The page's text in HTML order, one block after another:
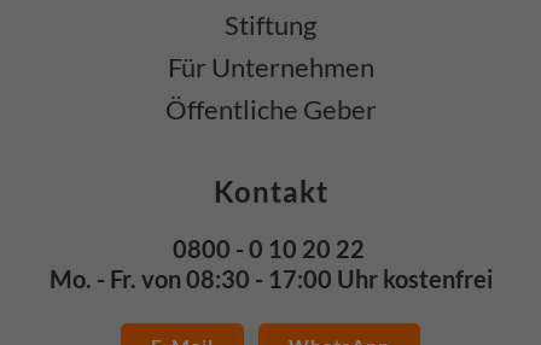
Stiftung
Für Unternehmen
Öffentliche Geber
Kontakt
0800 - 0 10 20 22
Mo. - Fr. von 08:30 - 17:00 Uhr kostenfrei